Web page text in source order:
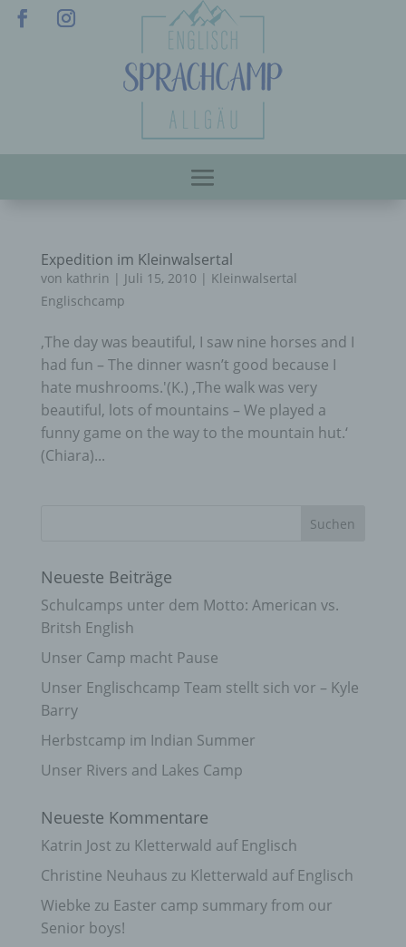
Expedition im Kleinwalsertal
von kathrin | Juli 15, 2010 | Kleinwalsertal
Englischcamp
‚The day was beautiful, I saw nine horses and I
had fun – The dinner wasn’t good because I
hate mushrooms.'(K.) ‚The walk was very
beautiful, lots of mountains – We played a
funny game on the way to the mountain hut.‘
(Chiara)...
Neueste Beiträge
Schulcamps unter dem Motto: American vs.
Britsh English
Unser Camp macht Pause
Unser Englischcamp Team stellt sich vor – Kyle
Barry
Herbstcamp im Indian Summer
Unser Rivers and Lakes Camp
Neueste Kommentare
Katrin Jost zu Kletterwald auf Englisch
Christine Neuhaus zu Kletterwald auf Englisch
Wiebke zu Easter camp summary from our
Senior boys!